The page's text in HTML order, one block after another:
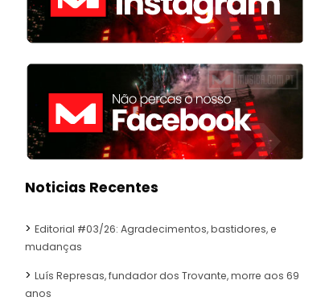
Noticias Recentes
Editorial #03/26: Agradecimentos, bastidores, e
mudanças
Luís Represas, fundador dos Trovante, morre aos 69
anos